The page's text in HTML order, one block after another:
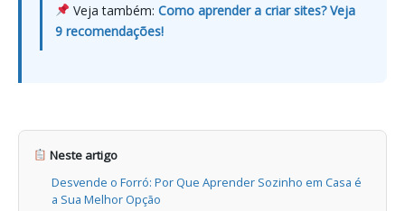
Veja também: Como aprender a criar sites? Veja
9 recomendações!
Neste artigo
Desvende o Forró: Por Que Aprender Sozinho em Casa é
a Sua Melhor Opção